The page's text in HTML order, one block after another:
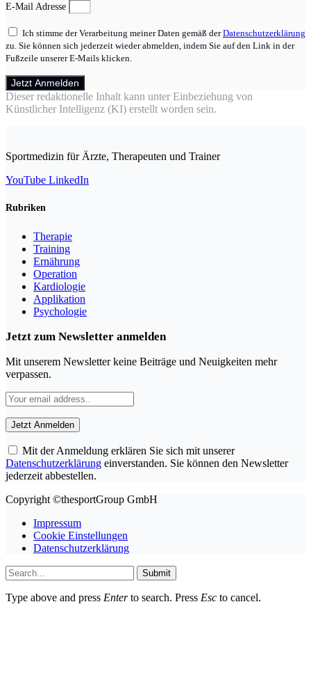
E-Mail Adresse
Ich stimme der Verarbeitung meiner Daten gemäß derDatenschutzerklärung
zu. Sie können sich jederzeit wieder abmelden, indem Sie auf den Link in der
Fußzeile unserer E-Mails klicken.
Jetzt Anmelden
Dieser redaktionelle Inhalt kann unter Einbeziehung von
Künstlicher Intelligenz (KI) erstellt worden sein.
Sportmedizin für Ärzte, Therapeuten und Trainer
YouTube LinkedIn
Rubriken
Therapie
Training
Ernährung
Operation
Kardiologie
Applikation
Psychologie
Jetzt zum Newsletter anmelden
Mit unserem Newsletter keine Beiträge und Neuigkeiten mehr
verpassen.
Mit der Anmeldung erklären Sie sich mit unserer
Datenschutzerklärung einverstanden. Sie können den Newsletter
jederzeit abbestellen.
Copyright ©thesportGroup GmbH
Impressum
Cookie Einstellungen
Datenschutzerklärung
Submit
Type above and press Enterto search. Press Esc to cancel.